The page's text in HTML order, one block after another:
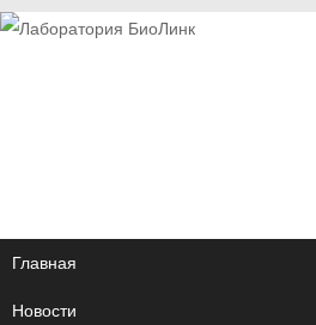
Главная
Новости